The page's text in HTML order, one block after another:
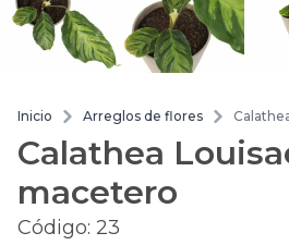
Inicio Arreglos de flores
Calathea
macetero
Código: 23